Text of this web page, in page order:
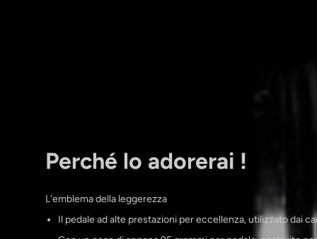
Perché lo adorerai !
L'emblema della leggerezza
Il pedale ad alte prestazioni per eccellenza, utilizzato dai